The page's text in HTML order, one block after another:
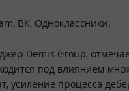
ВК, Одноклассники.
Demis Group,
под влиянием
усиление процесса